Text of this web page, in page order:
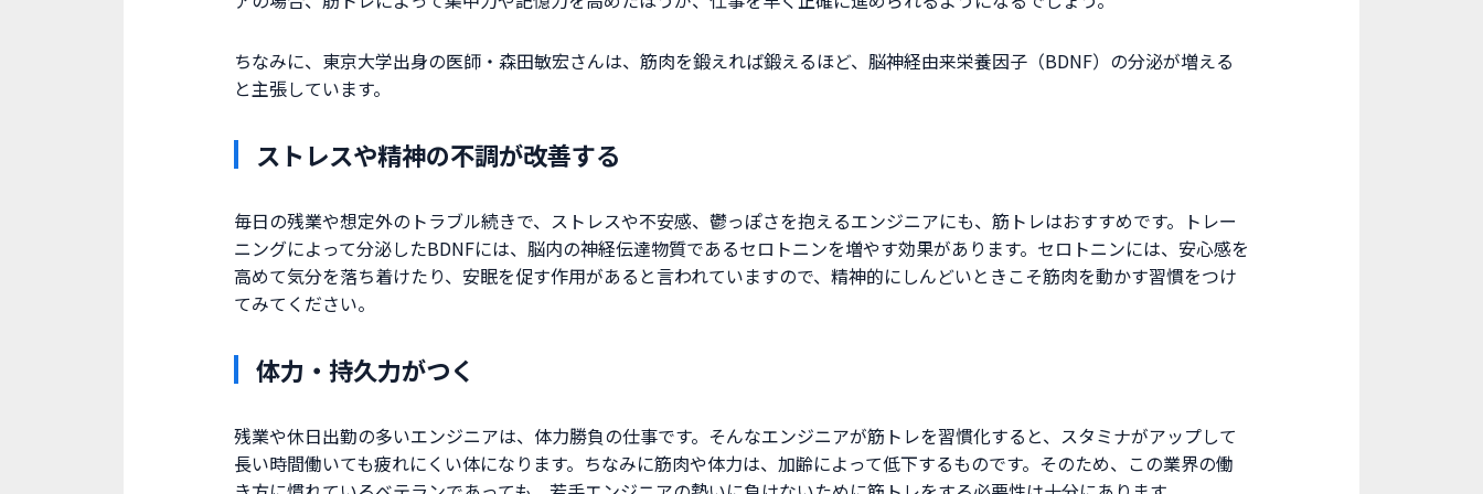
ちなみに、東京大学出身の医師・森田敏宏さんは、筋肉を鍛えれば鍛えるほど、脳神経由来栄養因子（BDNF）の分泌が増える
と主張しています。
ストレスや精神の不調が改善する
毎日の残業や想定外のトラブル続きで、ストレスや不安感、鬱っぽさを抱えるエンジニアにも、筋トレはおすすめです。トレー
ニングによって分泌したBDNFには、脳内の神経伝達物質であるセロトニンを増やす効果があります。セロトニンには、安心感を
高めて気分を落ち着けたり、安眠を促す作用があると言われていますので、精神的にしんどいときこそ筋肉を動かす習慣をつけ
てみてください。
体力・持久力がつく
残業や休日出勤の多いエンジニアは、体力勝負の仕事です。そんなエンジニアが筋トレを習慣化すると、スタミナがアップして
長い時間働いても疲れにくい体になります。ちなみに筋肉や体力は、加齢によって低下するものです。そのため、この業界の働